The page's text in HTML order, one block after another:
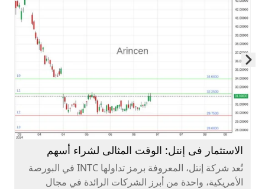
الاستثمار فى إنتل: الوقت المثالى لشراء أسهم
التكنولوجيا الرائدة
تُعد شركة إنتل، المعروفة برمز تداولها INTC في البورصة
الأمريكية، واحدة من أبرز الشركات الرائدة في مجال
Skip to next slide page